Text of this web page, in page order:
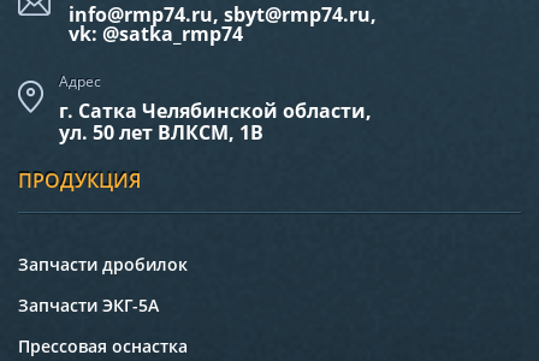
info@rmp74.ru, sbyt@rmp74.ru,
vk: @satka_rmp74
Адрес
г. Сатка Челябинской области,
ул. 50 лет ВЛКСМ, 1В
ПРОДУКЦИЯ
Запчасти дробилок
Запчасти ЭКГ-5А
Прессовая оснастка